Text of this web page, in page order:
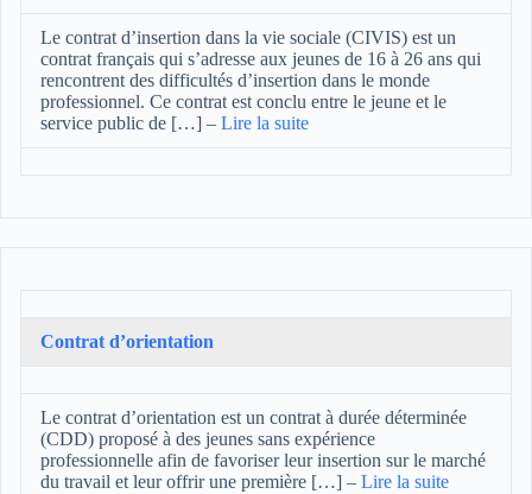
Le contrat d’insertion dans la vie sociale (CIVIS) est un
contrat français qui s’adresse aux jeunes de 16 à 26 ans qui
rencontrent des difficultés d’insertion dans le monde
professionnel. Ce contrat est conclu entre le jeune et le
service public de […] – Lire la suite
Contrat d’orientation
Le contrat d’orientation est un contrat à durée déterminée
(CDD) proposé à des jeunes sans expérience
professionnelle afin de favoriser leur insertion sur le marché
du travail et leur offrir une première […] – Lire la suite